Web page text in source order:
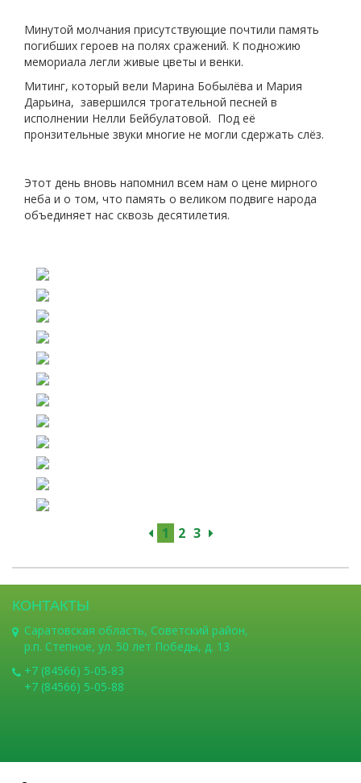
Минутой молчания присутствующие почтили память
погибших героев на полях сражений. К подножию
мемориала легли живые цветы и венки.
Митинг, который вели Марина Бобылёва и Мария
Дарьина, завершился трогательной песней в
исполнении Нелли Бейбулатовой. Под её
пронзительные звуки многие не могли сдержать слёз.
Этот день вновь напомнил всем нам о цене мирного
неба и о том, что память о великом подвиге народа
объединяет нас сквозь десятилетия.
1 2 3
КОНТАКТЫ
Саратовская область, Советский район,
р.п. Степное, ул. 50 лет Победы, д. 13
+7 (84566) 5-05-83
+7 (84566) 5-05-88